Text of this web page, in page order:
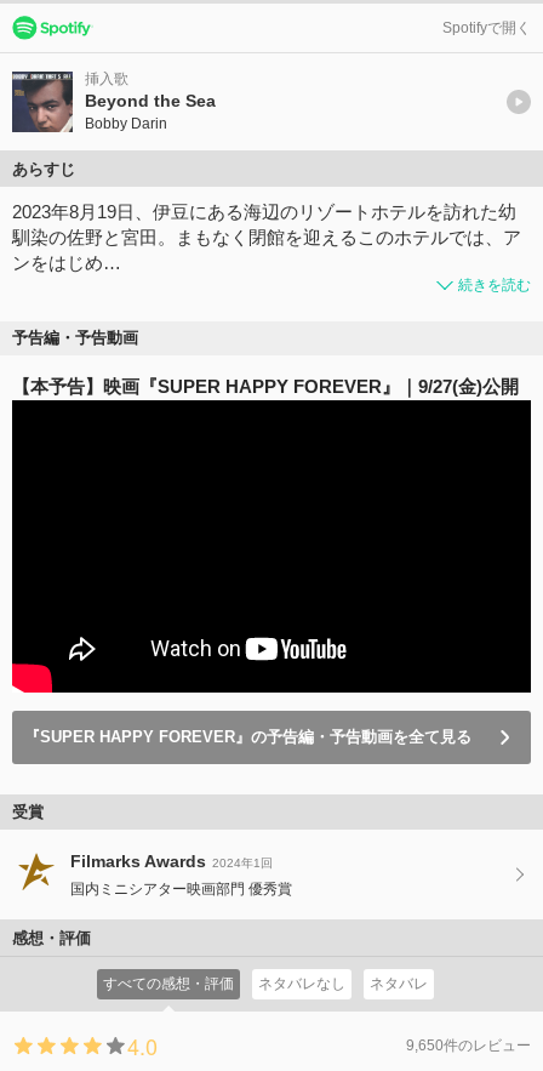
Spotifyで開く
挿入歌
Beyond the Sea
Bobby Darin
あらすじ
2023年8月19日、伊豆にある海辺のリゾートホテルを訪れた幼
馴染の佐野と宮田。まもなく閉館を迎えるこのホテルでは、ア
ンをはじめ…
続きを読む
予告編・予告動画
【本予告】映画『SUPER HAPPY FOREVER』｜9/27(金)公開
『SUPER HAPPY FOREVER』の予告編・予告動画を全て見る
受賞
Filmarks Awards 2024年1回
国内ミニシアター映画部門 優秀賞
感想・評価
すべての感想・評価 ネタバレなし ネタバレ
4.0 9,650件のレビュー